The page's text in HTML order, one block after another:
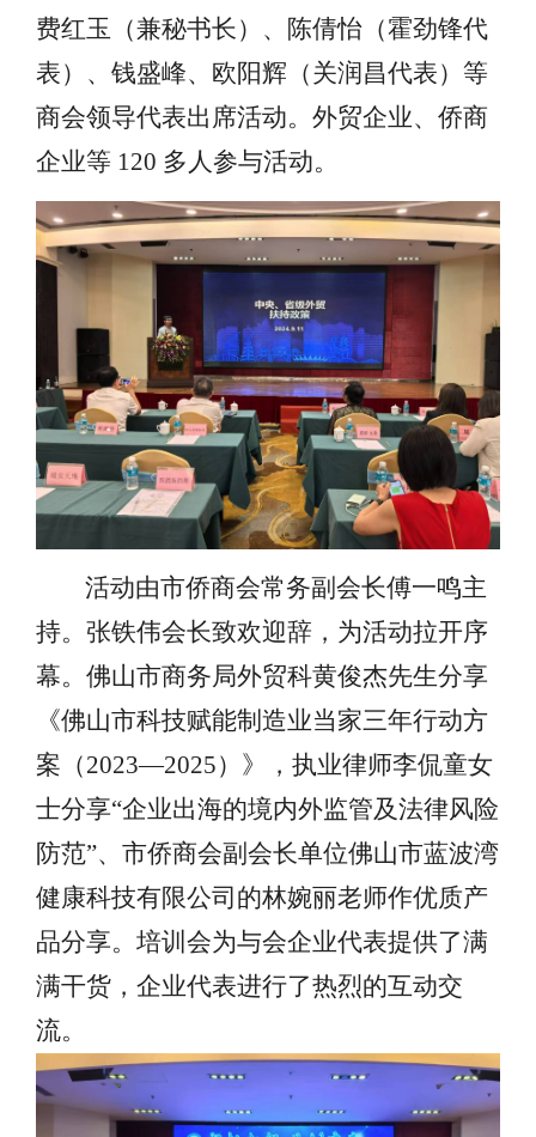
费红玉（兼秘书长）、陈倩怡 （霍劲锋代
表）、钱盛峰、欧阳辉（关润昌代表） 等
商会领导代表出席活动。外贸企业、侨商
企业等 120 多人参与活动。
活动由市侨商会常务副会长傅一鸣主
持。张铁伟会长致欢迎辞，为活动拉开序
幕。佛山市商务局外贸科黄俊杰先生分享
《佛山市科技赋能制造业当家三年行动方
案（2023—2025） 》 ，执业律师李侃童女
士分享“企业出海的境内外监管及法律风险
防范”、市侨商会副会长单位佛山市蓝波湾
健康科技有限公司 的林婉丽老师作优质产
品分享。培训会为与会企业代表提供了满
满干货，企业代表进行了热烈的互动交
流。